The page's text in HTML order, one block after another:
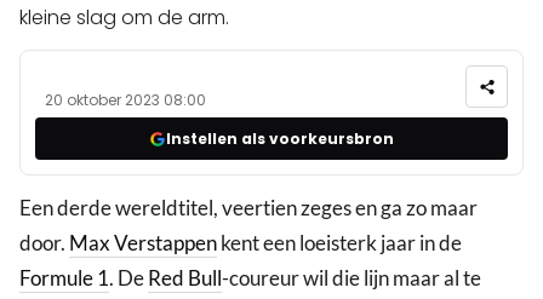
kleine slag om de arm.
20 oktober 2023 08:00
Instellen als voorkeursbron
Een derde wereldtitel, veertien zeges en ga zo maar
door. Max Verstappenkent een loeisterk jaar in de
Formule 1. DeRed Bull-coureur wil die lijn maar al te